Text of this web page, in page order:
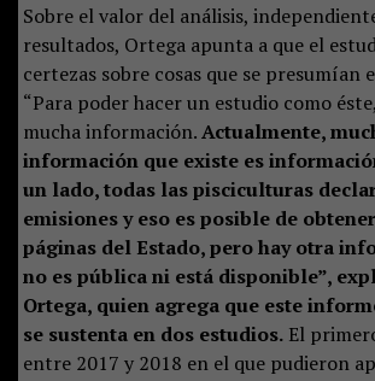
Sobre el valor del análisis,
resultados, Ortega apunta a que el
certezas sobre cosas que se presumían
“Para poder hacer un estudio como
mucha información.Actualmente,
información que existe es
un lado, todas las pisciculturas
emisiones y eso es posible de
páginas del Estado, pero hay otra
no es pública ni está disponible”,
Ortega, quien agrega que este
se sustenta en dos estudios.El
entre 2017 y 2018 en el que pudieron